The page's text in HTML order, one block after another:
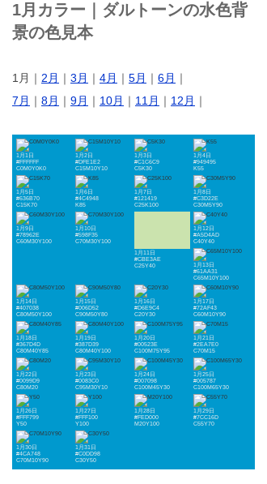
1月カラー｜ダルトーンの水色背
景の色見本
1月｜ 2月 ｜ 3月 ｜ 4月 ｜ 5月 ｜ 6月 ｜
7月 ｜ 8月 ｜ 9月 ｜ 10月 ｜ 11月 ｜ 12月 ｜
1月1日
#FFFFFF
C0M0Y0K0
1月2日
#DFE1E2
C15M10Y10
1月3日
#C1C6C9
C5K30
1月4日
#949495
K55
1月5日
#636B70
C15K70
1月6日
#4C4948
K85
1月7日
#121419
C25K100
1月8日
#C3D22E
C30M5Y90
1月9日
#78962E
C60M30Y100
1月10日
#598F35
C70M30Y100
1月11日
#CBE3AE
C25Y40
1月12日
#A5D4AD
C40Y40
1月13日
#61AA31
C65M10Y100
1月14日
#407038
C80M50Y100
1月15日
#006D52
C90M50Y80
1月16日
#D6E9C4
C20Y30
1月17日
#72AF43
C60M10Y90
1月18日
#367D4D
C80M40Y85
1月19日
#387D39
C80M40Y100
1月20日
#00523E
C100M75Y95
1月21日
#2EA7E0
C70M15
1月22日
#0099D9
C80M20
1月23日
#0083C0
C95M30Y10
1月24日
#007098
C100M45Y30
1月25日
#005787
C100M65Y30
1月26日
#FFF799
Y50
1月27日
#FFF100
Y100
1月28日
#FED000
M20Y100
1月29日
#7CC16D
C55Y70
1月30日
#4CA748
C70M10Y90
1月31日
#C0DD98
C30Y50